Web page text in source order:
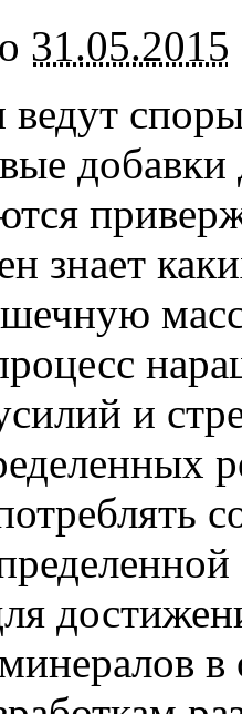
31.05.2015
добавки
знает
и
в